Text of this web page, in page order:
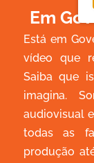
Em
Está em
vídeo que
Saiba que
imagina.
audiovisual
todas as
produção